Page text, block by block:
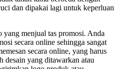
dan dipakai lagi untuk keperluan
menjual tas promosi. Anda
secara online sehingga sangat
secara online, yang harus
desain yang ditawarkan atau